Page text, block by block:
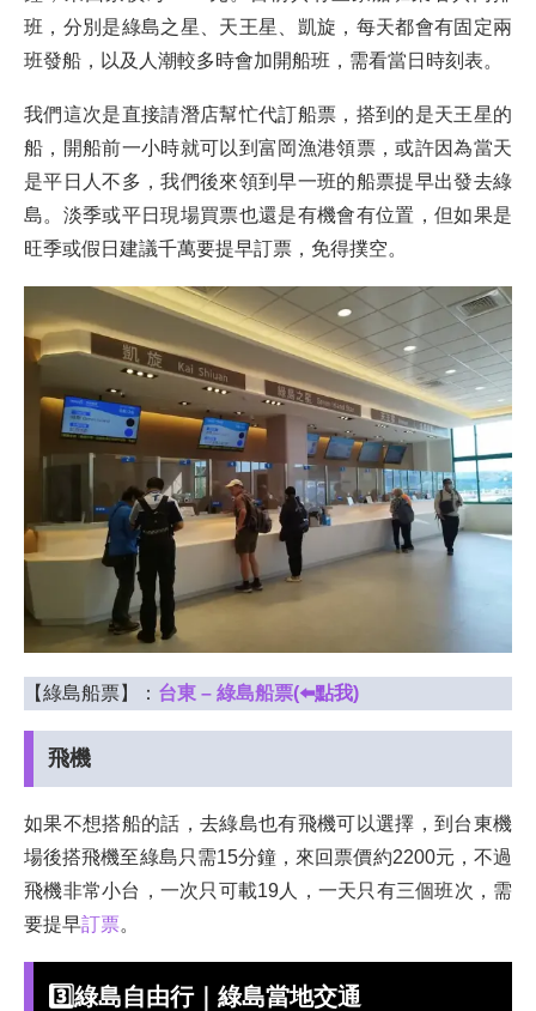
班，分別是綠島之星、天王星、凱旋，每天都會有固定兩
班發船，以及人潮較多時會加開船班，需看當日時刻表。
我們這次是直接請潛店幫忙代訂船票，搭到的是天王星的
船，開船前一小時就可以到富岡漁港領票，或許因為當天
是平日人不多，我們後來領到早一班的船票提早出發去綠
島。淡季或平日現場買票也還是有機會有位置，但如果是
旺季或假日建議千萬要提早訂票，免得撲空。
【綠島船票】： 台東 – 綠島船票(⬅️點我)
飛機
如果不想搭船的話，去綠島也有飛機可以選擇，到台東機
場後搭飛機至綠島只需15分鐘，來回票價約2200元，不過
飛機非常小台，一次只可載19人，一天只有三個班次，需
要提早訂票。
3️⃣綠島自由行｜綠島當地交通